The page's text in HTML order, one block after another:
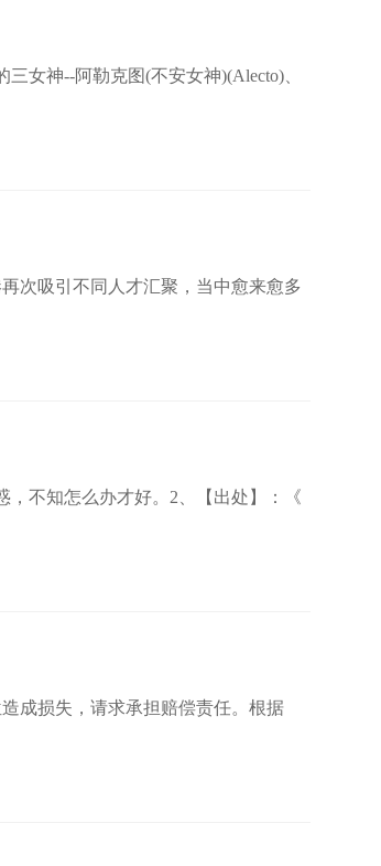
神--阿勒克图(不安女神)(Alecto)、
次吸引不同人才汇聚，当中愈来愈多
，不知怎么办才好。2、【出处】：《
成损失，请求承担赔偿责任。根据